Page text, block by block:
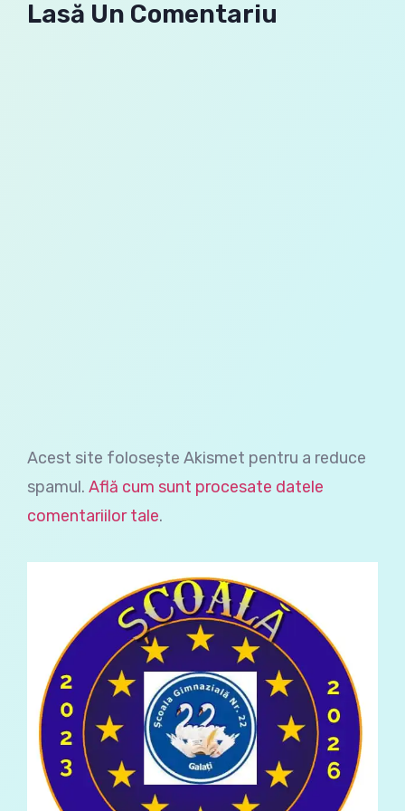
Lasă Un Comentariu
Acest site folosește Akismet pentru a reduce
spamul. Află cum sunt procesate datele
comentariilor tale.